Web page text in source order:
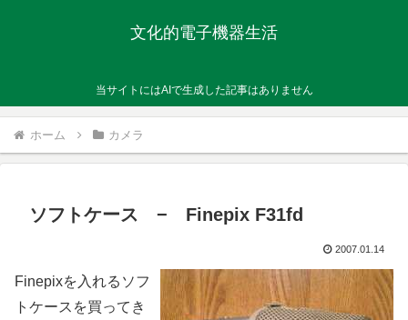
文化的電子機器生活
当サイトにはAIで生成した記事はありません
ホーム カメラ
ソフトケース − Finepix F31fd
2007.01.14
Finepixを入れるソフ
トケースを買ってき